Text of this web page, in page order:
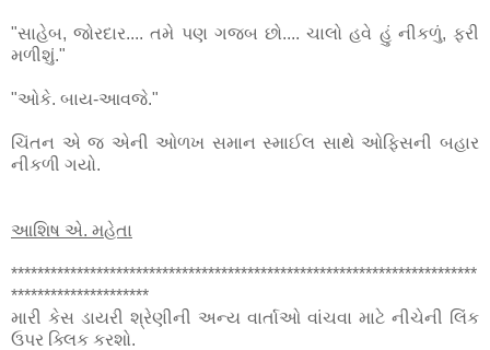
"સાહેબ, જોરદાર.... તમે પણ ગજબ છો.... ચાલો હવે હું નીકળું, ફરી
મળીશું."
"ઓકે. બાય-આવજે."
ચિંતન એ જ એની ઓળખ સમાન સ્માઈલ સાથે ઓફિસની બહાર
નીકળી ગયો.
આશિષ એ. મહેતા
***********************************************************************
*********************
મારી કેસ ડાયરી શ્રેણીની અન્ય વાર્તાઓ વાંચવા માટે નીચેની લિંક
ઉપર ક્લિક કરશો.